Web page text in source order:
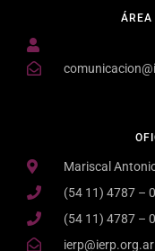
Mariscal
(54 11) 4787 –
(54 11) 4787 –
ierp@ierp.org.ar
ÁREA